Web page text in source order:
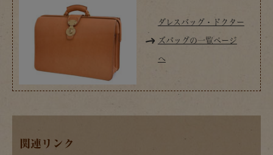
ダレスバッグ・ドクター
ズバッグの一覧ページ
へ
関連リンク